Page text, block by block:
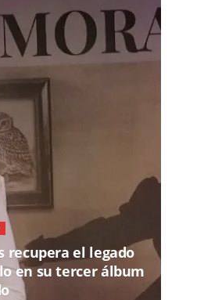
recupera el legado
en su tercer álbum